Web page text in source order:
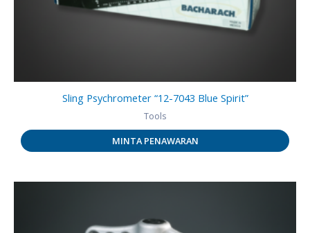
Sling Psychrometer “12-7043 Blue Spirit”
Tools
MINTA PENAWARAN